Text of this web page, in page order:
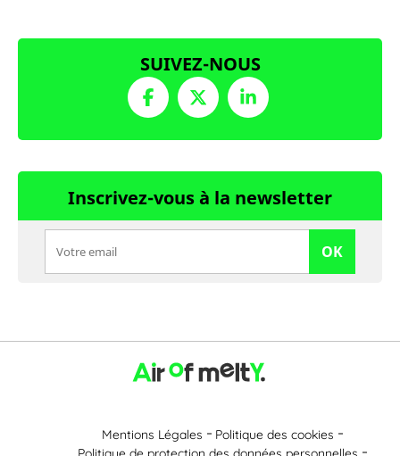
SUIVEZ-NOUS
Inscrivez-vous à la newsletter
OK
Mentions Légales
Politique des cookies